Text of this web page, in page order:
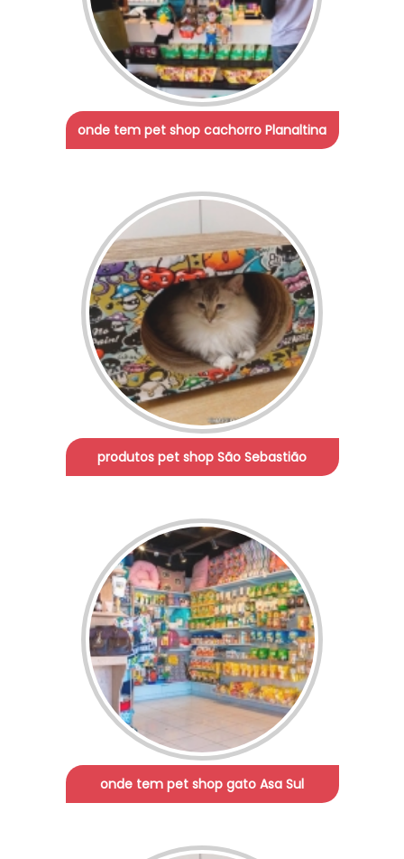
onde tem pet shop cachorro Planaltina
produtos pet shop São Sebastião
onde tem pet shop gato Asa Sul